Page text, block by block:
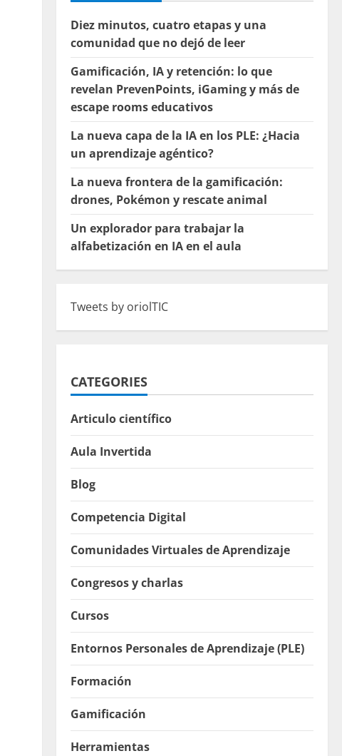
Diez minutos, cuatro etapas y una
comunidad que no dejó de leer
Gamificación, IA y retención: lo que
revelan PrevenPoints, iGaming y más de
escape rooms educativos
La nueva capa de la IA en los PLE: ¿Hacia
un aprendizaje agéntico?
La nueva frontera de la gamificación:
drones, Pokémon y rescate animal
Un explorador para trabajar la
alfabetización en IA en el aula
Tweets by oriolTIC
CATEGORIES
Articulo científico
Aula Invertida
Blog
Competencia Digital
Comunidades Virtuales de Aprendizaje
Congresos y charlas
Cursos
Entornos Personales de Aprendizaje (PLE)
Formación
Gamificación
Herramientas